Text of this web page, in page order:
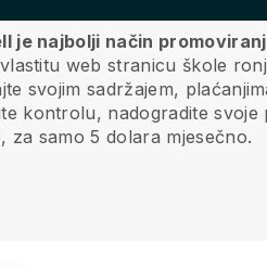
je najbolji način
web stranicu škole
svojim sadržajem,
kontrolu, nadogradite
za samo 5 dolara mjesečno.